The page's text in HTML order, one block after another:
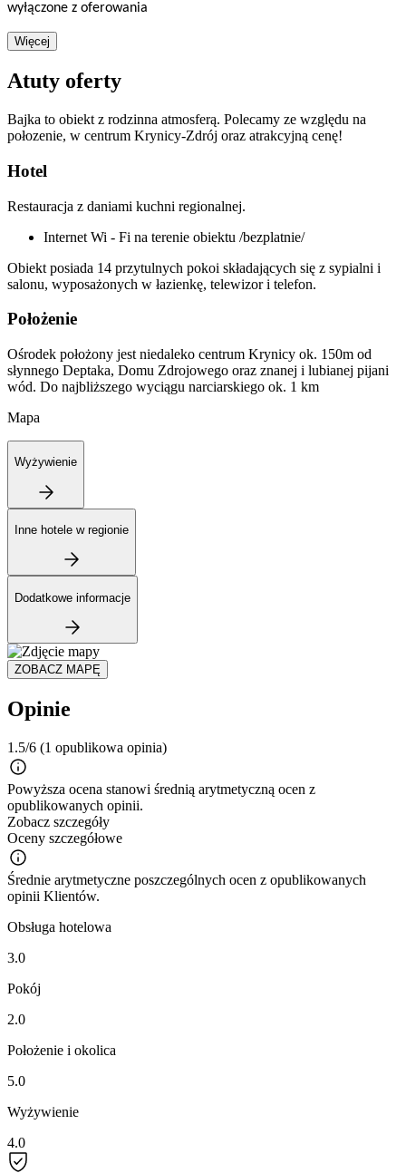
wyłączone z oferowania
Więcej
Atuty oferty
Bajka to obiekt z rodzinna atmosferą. Polecamy ze względu na
połozenie, w centrum Krynicy-Zdrój oraz atrakcyjną cenę!
Hotel
Restauracja z daniami kuchni regionalnej.
Internet Wi - Fi na terenie obiektu /bezplatnie/
Obiekt posiada 14 przytulnych pokoi składających się z sypialni i
salonu, wyposażonych w łazienkę, telewizor i telefon.
Położenie
Ośrodek położony jest niedaleko centrum Krynicy ok. 150m od
słynnego Deptaka, Domu Zdrojowego oraz znanej i lubianej pijani
wód. Do najbliższego wyciągu narciarskiego ok. 1 km
Mapa
Wyżywienie
Inne hotele w regionie
Dodatkowe informacje
ZOBACZ MAPĘ
Opinie
1.5/6 (1 opublikowa opinia)
Powyższa ocena stanowi średnią arytmetyczną ocen z
opublikowanych opinii.
Zobacz szczegóły
Oceny szczegółowe
Średnie arytmetyczne poszczególnych ocen z opublikowanych
opinii Klientów.
Obsługa hotelowa
3.0
Pokój
2.0
Położenie i okolica
5.0
Wyżywienie
4.0